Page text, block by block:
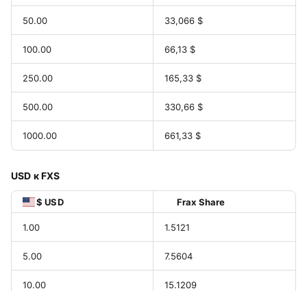
50.00 33,066 $
100.00 66,13 $
250.00 165,33 $
500.00 330,66 $
1000.00 661,33 $
USD к FXS
$ USD Frax Share
1.00 1.5121
5.00 7.5604
10.00 15.1209